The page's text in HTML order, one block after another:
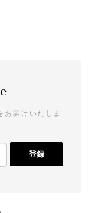
お届けいたしま
登録